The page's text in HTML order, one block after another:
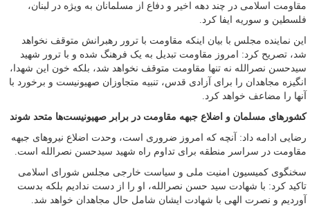
مقاومت اسلامی در چند دهه اخیر و دفاع از مسلمانان به ویژه در لبنان،
فلسطین و سوریه ایفا کرد.
این نماینده مجلس با بیان اینکه مقاومت با ترور رهبرانش متوقف نخواهد
شد، تصریح کرد: امروز مقاومت تبدیل به یک فرهنگ شده و با ترور شهید
سیدحسن نصرالله نه تنها مقاومت متوقف نخواهد شد، بلکه خون این شهدا،
انگیزه مجاهدان را برای آزادی قدس، تنبیه متجاوزان صهیونیست و برخورد با
آنها را مضاعف خواهد کرد.
کشورهای مسلمان و اضلاع جبهه مقاومت در برابر صهیونیست‌ها متحد شوند
رضایی ادامه داد: آنچه که امروز ضروری است، وحدت اضلاع نیروهای جبهه
مقاومت در سراسر منطقه برای تداوم راه شهید سیدحسن نصرالله است.
سخنگوی کمیسیون امنیت ملی و سیاست خارجی مجلس شورای اسلامی
تاکید کرد: با شهادت سید حسن نصرالله، او را از دست ندادیم بلکه بدست
آوردیم و نصرت الهی با شهادت ایشان شامل حال مجاهدان خواهد شد.